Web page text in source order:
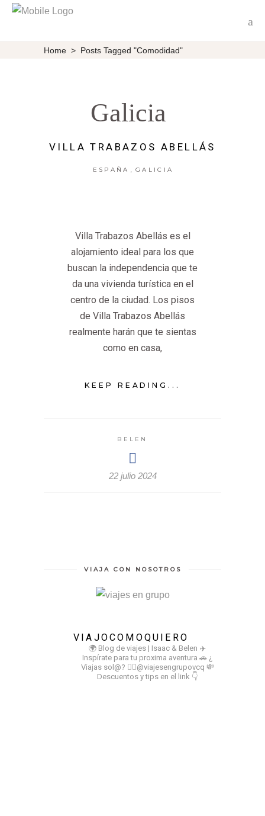
Home > Posts Tagged "comodidad"
Galicia
VILLA TRABAZOS ABELLÁS
ESPAÑA , GALICIA
Villa Trabazos Abellás es el
alojamiento ideal para los que
buscan la independencia que te
da una vivienda turística en el
centro de la ciudad. Los pisos
de Villa Trabazos Abellás
realmente harán que te sientas
como en casa,
KEEP READING...
BELEN
22 julio 2024
VIAJA CON NOSOTROS
VIAJOCOMOQUIERO
🌍 Blog de viajes | Isaac & Belen ✈️
Inspírate para tu proxima aventura 🚗 ¿
Viajas sol@? 👉🏻@viajesengrupovcq 💸
Descuentos y tips en el link 👇